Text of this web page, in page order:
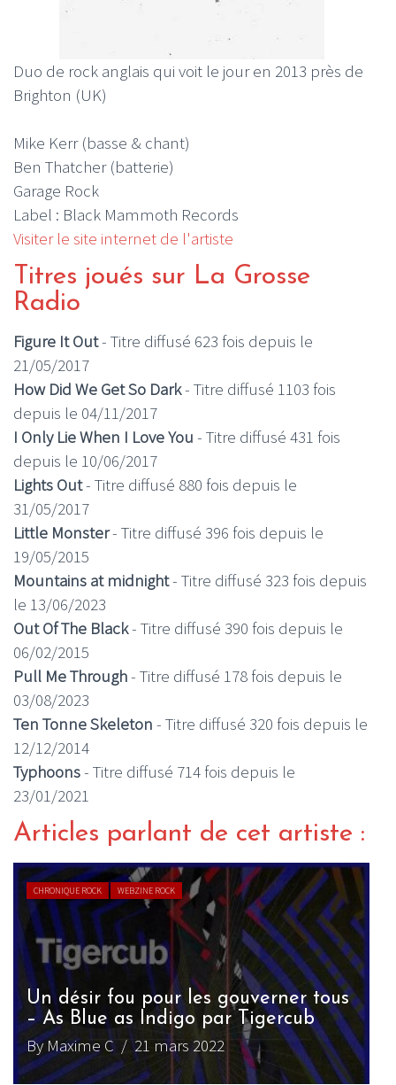
Duo de rock anglais qui voit le jour en 2013 près de
Brighton (UK)
Mike Kerr (basse & chant)
Ben Thatcher (batterie)
Garage Rock
Label : Black Mammoth Records
Visiter le site internet de l'artiste
Titres joués sur La Grosse
Radio
Figure It Out- Titre diffusé 623 fois depuis le
21/05/2017
How Did We Get So Dark- Titre diffusé 1103 fois
depuis le 04/11/2017
I Only Lie When I Love You - Titre diffusé 431 fois
depuis le 10/06/2017
Lights Out- Titre diffusé 880 fois depuis le
31/05/2017
Little Monster- Titre diffusé 396 fois depuis le
19/05/2015
Mountains at midnight- Titre diffusé 323 fois depuis
le 13/06/2023
Out Of The Black- Titre diffusé 390 fois depuis le
06/02/2015
Pull Me Through- Titre diffusé 178 fois depuis le
03/08/2023
Ten Tonne Skeleton - Titre diffusé 320 fois depuis le
12/12/2014
Typhoons- Titre diffusé 714 fois depuis le
23/01/2021
Articles parlant de cet artiste :
CHRONIQUE ROCK WEBZINE ROCK
Un désir fou pour les gouverner tous
– As Blue as Indigo par Tigercub
By Maxime C / 21 mars 2022